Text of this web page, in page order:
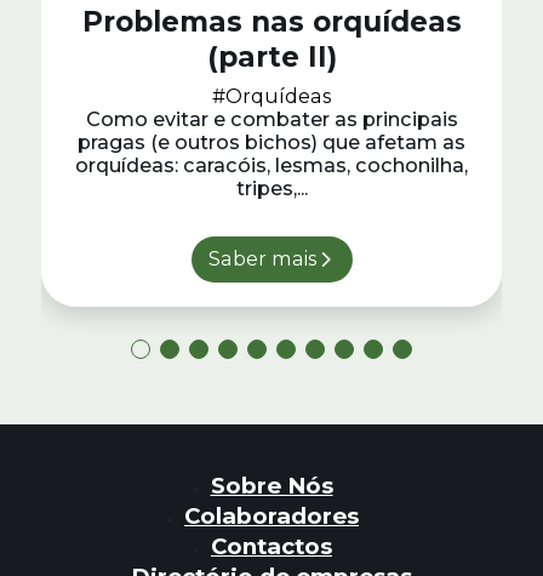
Problemas nas orquídeas
(parte II)
#Orquídeas
Como evitar e combater as principais
pragas (e outros bichos) que afetam as
orquídeas: caracóis, lesmas, cochonilha,
tripes,...
Saber mais
Sobre Nós
Colaboradores
Contactos